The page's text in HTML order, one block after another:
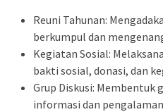
Reuni Tahunan:
berkumpul dan
Kegiatan Sosial:
bakti sosial, donasi, dan
Grup Diskusi: Membentuk
informasi dan